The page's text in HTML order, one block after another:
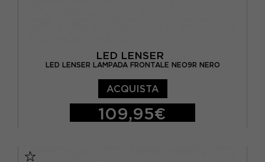
LED LENSER
LED LENSER LAMPADA FRONTALE NEO9R NERO
ACQUISTA
109,95€